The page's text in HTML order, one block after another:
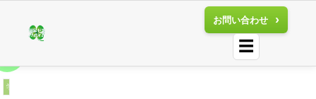
お問い合わせ
☰
学習のコツ